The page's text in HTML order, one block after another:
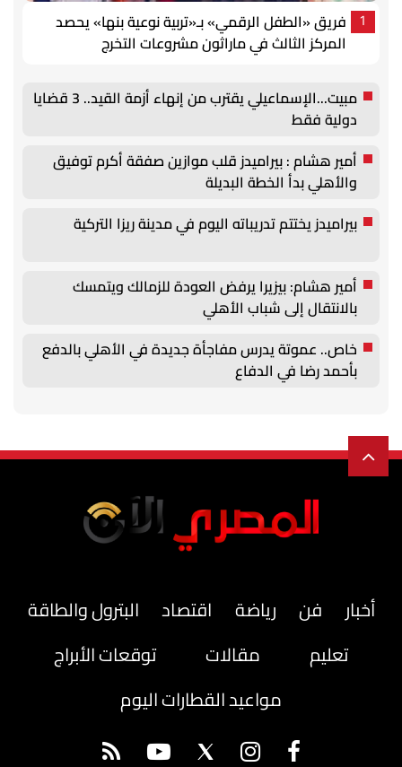
1
فريق «الطفل الرقمي» بـ«تربية نوعية بنها» يحصد
المركز الثالث في ماراثون مشروعات التخرج
مبيت...الإسماعيلي يقترب من إنهاء أزمة القيد.. 3 قضايا
دولية فقط
أمير هشام : بيراميدز قلب موازين صفقة أكرم توفيق
والأهلي بدأ الخطة البديلة
بيراميدز يختتم تدريباته اليوم في مدينة ريزا التركية
أمير هشام: بيزيرا يرفض العودة للزمالك ويتمسك
بالانتقال إلى شباب الأهلي
خاص.. عموتة يدرس مفاجأة جديدة في الأهلي بالدفع
بأحمد رضا في الدفاع
أخبار فن رياضة اقتصاد
البترول والطاقة
تعليم
مقالات
توقعات الأبراج
مواعيد القطارات اليوم